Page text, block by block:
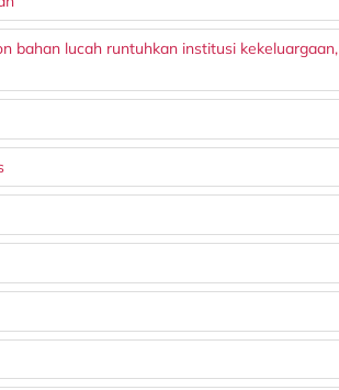
bahan lucah runtuhkan institusi kekeluargaan,